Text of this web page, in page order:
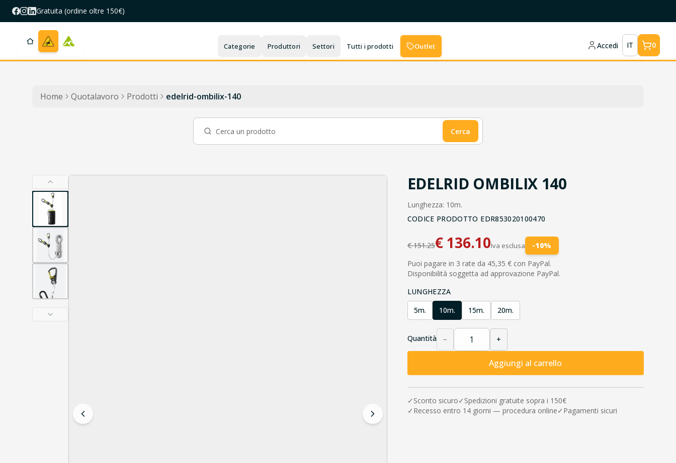
Salta al contenutoGratuita (ordine oltre 150€)
Categorie Produttori Settori Tutti i prodotti Outlet Accedi IT 0
Home Quotalavoro Prodotti edelrid-ombilix-140
Cerca
EDELRID OMBILIX 140
Lunghezza: 10m.
CODICE PRODOTTO EDR853020100470
€151.25€ 136.10Iva esclusa -10%
Puoi pagare in 3 rate da 45,35 € con PayPal.
Disponibilità soggetta ad approvazione PayPal.
LUNGHEZZA
5m.
10m. 15m. 20m.
Quantità − +
Aggiungi al carrello
✓ Sconto sicuro✓ Spedizioni gratuite sopra i 150€
✓ Recesso entro 14 giorni — procedura online✓ Pagamenti sicuri